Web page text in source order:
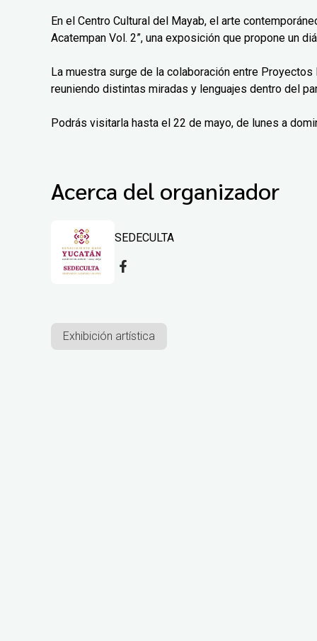
En el Centro Cultural del Mayab, el arte
Acatempan Vol. 2”, una exposición que propone un
La muestra surge de la colaboración entre
reuniendo distintas miradas y lenguajes dentro del
Podrás visitarla hasta el 22 de mayo, de lunes a
Acerca del organizador
SEDECULTA
Exhibición artística